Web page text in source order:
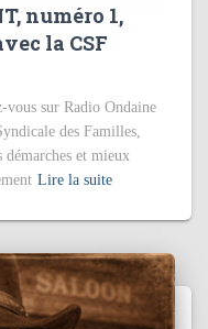
numéro 1,
la CSF
vous sur Radio Ondaine
des Familles,
et mieux
Lire la suite